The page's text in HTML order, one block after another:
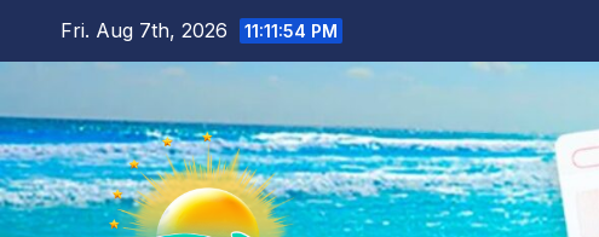
Fri. Aug 7th, 2026 11:11:56 PM